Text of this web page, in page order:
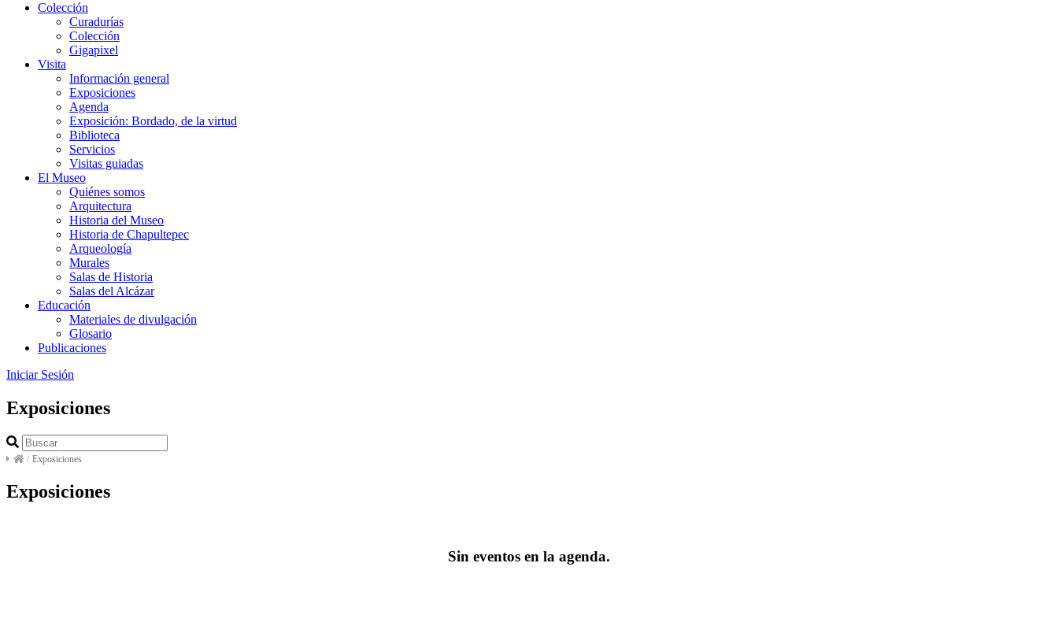
Colección
Curadurías
Colección
Gigapixel
Visita
Información general
Exposiciones
Agenda
Exposición: Bordado, de la virtud
Biblioteca
Servicios
Visitas guiadas
El Museo
Quiénes somos
Arquitectura
Historia del Museo
Historia de Chapultepec
Arqueología
Murales
Salas de Historia
Salas del Alcázar
Educación
Materiales de divulgación
Glosario
Publicaciones
Iniciar Sesión
Exposiciones
/ Exposiciones
Exposiciones
Sin eventos en la agenda.